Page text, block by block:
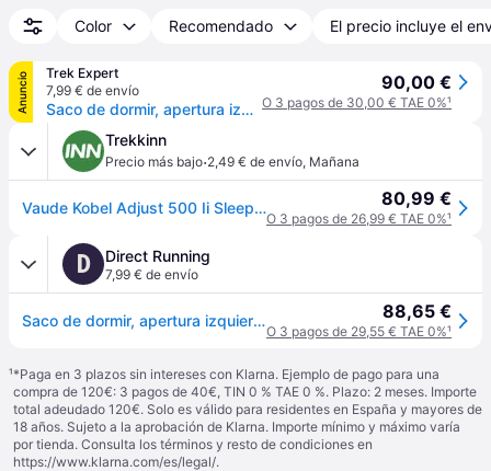
Color Recomendado El precio incluye el
Anuncio
Trek Expert
7,99 € de envío
Saco de dormir, apertura izquierda VAUDE Kobel Adjust 500 II - Orange
90,00 €
O 3 pagos de 30,00 € TAE 0%¹
Trekkinn
Precio más bajo·2,49 € de envío, Mañana
Vaude Kobel Adjust 500 Ii Sleeping Bag Naranja Regular / Left Zipper Niños 80,99 €
O 3 pagos de 26,99 € TAE 0%¹
D Direct Running
7,99 € de envío
Saco de dormir, apertura izquierda VAUDE Kobel Adjust 500 II - Orange 88,65 €
O 3 pagos de 29,55 € TAE 0%¹
¹*Paga en 3 plazos sin intereses con Klarna. Ejemplo de pago para una
compra de 120€: 3 pagos de 40€, TIN 0 % TAE 0 %. Plazo: 2 meses. Importe
total adeudado 120€. Solo es válido para residentes en España y mayores de
18 años. Sujeto a la aprobación de Klarna. Importe mínimo y máximo varía
por tienda. Consulta los términos y resto de condiciones en
https://www.klarna.com/es/legal/.